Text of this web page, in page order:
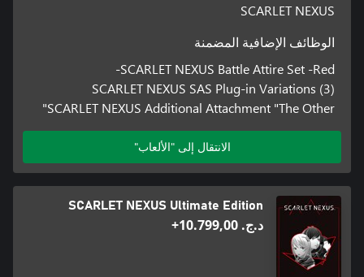
SCARLET NEXUS
الوظائف الإضافية المضمنة
SCARLET NEXUS Battle Attire Set -Red-
SCARLET NEXUS SAS Plug-in Variations (3)
SCARLET NEXUS Additional Attachment "The Other"
الانتقال إلى "الألعاب"
SCARLET NEXUS Ultimate Edition
د.ج.‏ 10.799,00+